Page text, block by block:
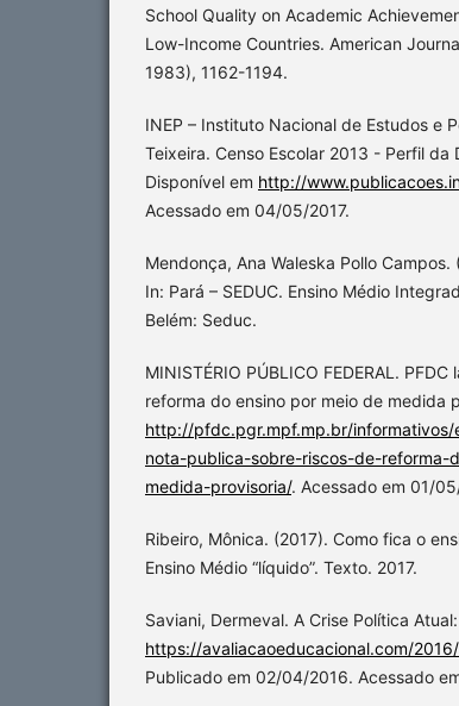
School Quality on Academic
Low-Income Countries. American
1983), 1162-1194.
INEP – Instituto Nacional de Estudos e
Teixeira. Censo Escolar 2013 - Perfil da
Disponível em http://
Acessado em 04/05/2017.
Mendonça, Ana Waleska Pollo
In: Pará – SEDUC. Ensino Médio
Belém: Seduc.
MINISTÉRIO PÚBLICO FEDERAL.
reforma do ensino por meio de medida
http://pfdc.pgr.mpf.mp.br/
nota-publica-sobre-riscos-de-reforma-
medida-provisoria/. Acessado em 01/
Ribeiro, Mônica. (2017). Como fica o
Ensino Médio “líquido”. Texto. 2017.
Saviani, Dermeval. A Crise Política
https://avaliacaoeducacional.com/
Publicado em 02/04/2016. Acessado